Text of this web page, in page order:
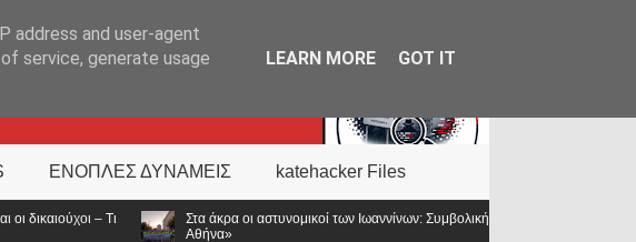
ΕΝΟΠΛΕΣ ΔΥΝΑΜΕΙΣ katehacker Files
άκρα οι αστυνομικοί των Ιωαννίνων: Συμβολική διαμαρτυρία για τις αποσπάσεις – «Η Ελλάδα δεν είναι
address and user-agent
service, generate usage
LEARN MORE GOT IT